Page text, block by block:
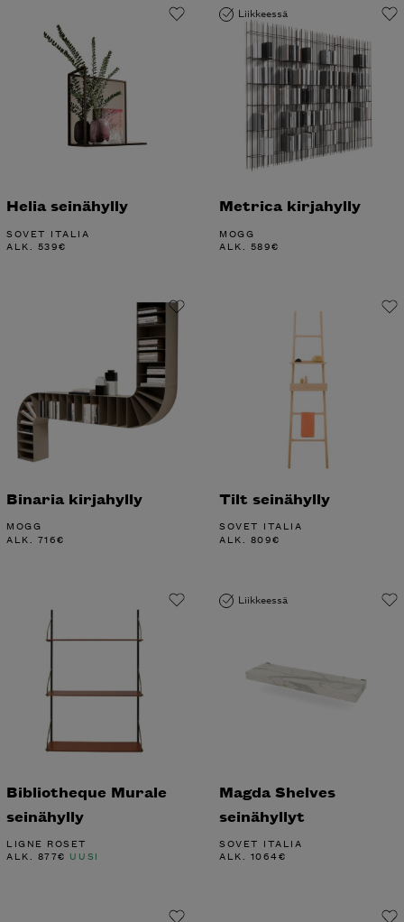
Helia seinähylly
SOVET ITALIA
ALK. 539€
Liikkeessä
Metrica kirjahylly
MOGG
ALK. 589€
Binaria kirjahylly
MOGG
ALK. 716€
Tilt seinähylly
SOVET ITALIA
ALK. 809€
Bibliotheque Murale
seinähylly
LIGNE ROSET
ALK. 877€ UUSI
Liikkeessä
Magda Shelves
seinähyllyt
SOVET ITALIA
ALK. 1064€